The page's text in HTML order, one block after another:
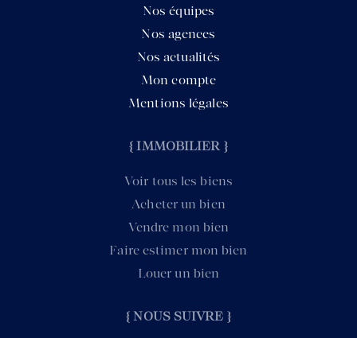
Nos équipes
Nos agences
Nos actualités
Mon compte
Mentions légales
{ IMMOBILIER }
Voir tous les biens
Acheter un bien
Vendre mon bien
Faire estimer mon bien
Louer un bien
{ NOUS SUIVRE }